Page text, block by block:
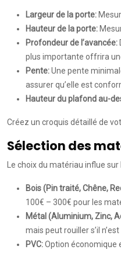
Largeur de la porte:
Hauteur de la porte:
Profondeur de l’avancée:
plus importante offrira
Pente:Une pente
assurer qu’elle est
Hauteur du plafond au-
Créez un croquis détaillé de
Sélection des
Le choix du matériau influe
Bois (Pin traité, Chêne,
100€ – 300€ pour les
Métal (Aluminium, Zinc,
mais peut rouiller s’il
PVC:Option économique